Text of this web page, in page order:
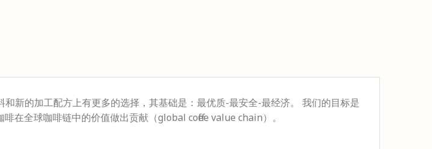
新的加工配方上有更多的选择，其基础是：最优质-最安全-最经济。 我们的目标是
在全球咖啡链中的价值做出贡献（global coffee value chain）。